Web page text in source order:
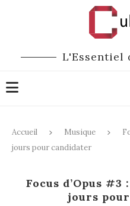
L'Essentiel
Accueil Musique
jours pour candidater
Focus d’Opus
jours